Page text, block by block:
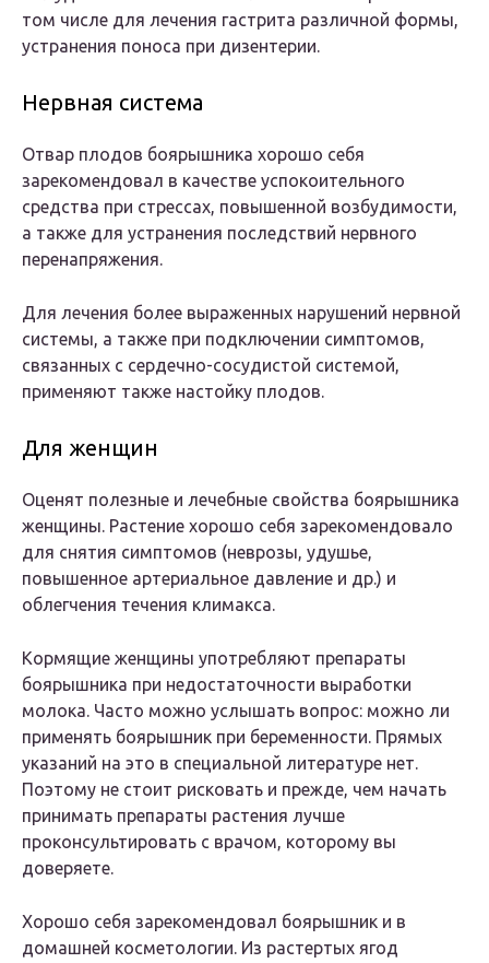
том числе для лечения гастрита различной формы,
устранения поноса при дизентерии.
Нервная система
Отвар плодов боярышника хорошо себя
зарекомендовал в качестве успокоительного
средства при стрессах, повышенной возбудимости,
а также для устранения последствий нервного
перенапряжения.
Для лечения более выраженных нарушений нервной
системы, а также при подключении симптомов,
связанных с сердечно-сосудистой системой,
применяют также настойку плодов.
Для женщин
Оценят полезные и лечебные свойства боярышника
женщины. Растение хорошо себя зарекомендовало
для снятия симптомов (неврозы, удушье,
повышенное артериальное давление и др.) и
облегчения течения климакса.
Кормящие женщины употребляют препараты
боярышника при недостаточности выработки
молока. Часто можно услышать вопрос: можно ли
применять боярышник при беременности. Прямых
указаний на это в специальной литературе нет.
Поэтому не стоит рисковать и прежде, чем начать
принимать препараты растения лучше
проконсультировать с врачом, которому вы
доверяете.
Хорошо себя зарекомендовал боярышник и в
домашней косметологии. Из растертых ягод